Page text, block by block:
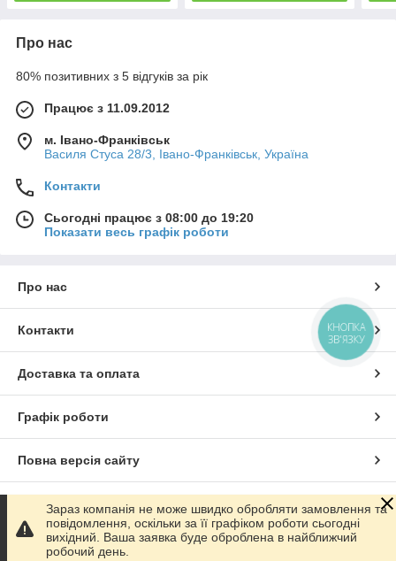
Про нас
80% позитивних з 5 відгуків за рік
Працює з 11.09.2012
м. Івано-Франківськ
Василя Стуса 28/3, Івано-Франківськ, Україна
Контакти
Сьогодні працює з 08:00 до 19:20
Показати весь графік роботи
Про нас
Контакти
Доставка та оплата
Графік роботи
Повна версія сайту
Сайт створено на маркетплейсі Prom.ua
Політика конфіденційності
Зараз компанія не може швидко обробляти замовлення та
повідомлення, оскільки за її графіком роботи сьогодні
вихідний. Ваша заявка буде оброблена в найближчий
робочий день.
КНОПКА
ЗВ'ЯЗКУ